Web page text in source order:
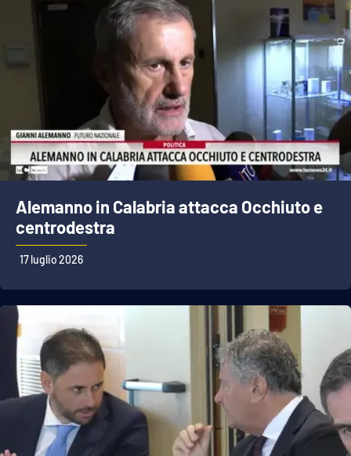
Alemanno in Calabria attacca Occhiuto e
centrodestra
17 luglio 2026